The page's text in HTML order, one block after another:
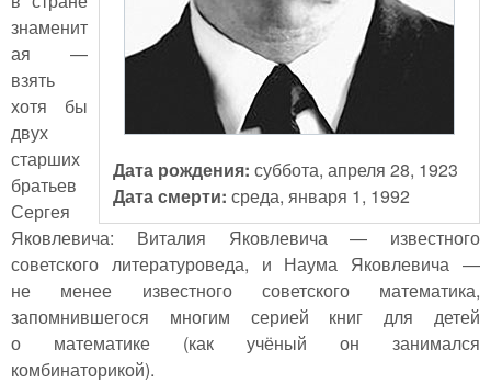
Дата рождения: суббота, апреля 28, 1923
Дата смерти: среда, января 1, 1992
знаменит
ая —
взять
хотя бы
двух
старших
братьев
Сергея
Яковлевича: Виталия Яковлевича — известного
советского литературоведа, и Наума Яковлевича —
не менее известного советского математика,
запомнившегося многим серией книг для детей
о математике (как учёный он занимался
комбинаторикой).